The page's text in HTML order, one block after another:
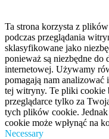
Ta strona korzysta z
podczas przeglądania
sklasyfikowane jako
ponieważ są niezbędne do
internetowej. Używamy
pomagają nam
tej witryny. Te pliki cookie
przeglądarce tylko za
tych plików cookie.
cookie może wpłynąć na
Necessary